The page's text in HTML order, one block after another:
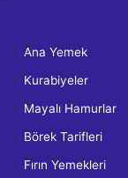
Ana Yemek
Kurabiyeler
Mayalı Hamurlar
Börek Tarifleri
Fırın Yemekleri